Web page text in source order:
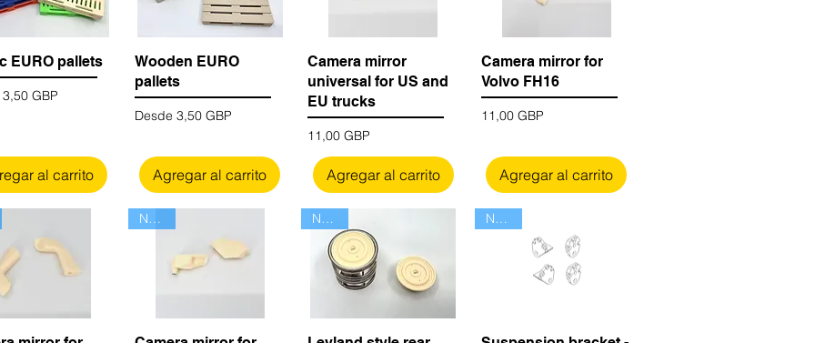
EURO pallets
3,50 GBP
oferta
al carrito
Wooden EURO
pallets
Desde 3,50 GBP
Precio de oferta
Agregar al carrito
Camera mirror
universal for US and
EU trucks
Precio
11,00 GBP
Agregar al carrito
Camera mirror for
Volvo FH16
Precio
11,00 GBP
Agregar al carrito
Nuevo Nuevo Nuevo